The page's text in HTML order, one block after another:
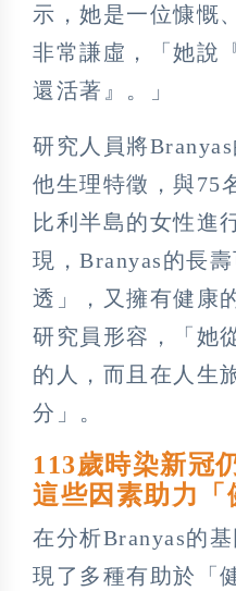
示，她是一位慷慨
非常謙虛，「她說
還活著』。」
研究人員將
他生理特徵，與75
比利半島的女性進
現，Branyas的長
透」，又擁有健康
研究員形容，「她
的人，而且在人生
分」。
113歲時染新冠
這些因素助力「
在分析Branyas的
現了多種有助於「